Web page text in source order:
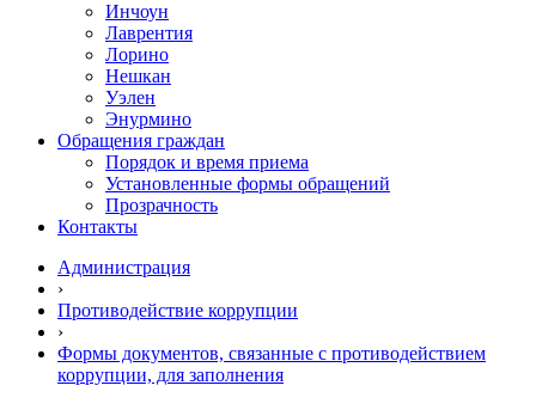
Инчоун
Лаврентия
Лорино
Нешкан
Уэлен
Энурмино
Обращения граждан
Порядок и время приема
Установленные формы обращений
Прозрачность
Контакты
Администрация
›
Противодействие коррупции
›
Формы документов, связанные с противодействием
коррупции, для заполнения